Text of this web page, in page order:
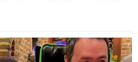
想像以上に都会で興奮した